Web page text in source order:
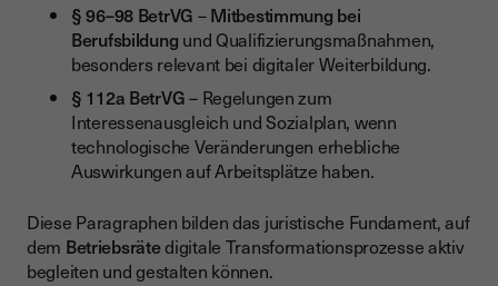
§ 96–98 BetrVG –Mitbestimmung bei
Berufsbildung und Qualifizierungsmaßnahmen,
besonders relevant bei digitaler Weiterbildung.
§ 112a BetrVG– Regelungen zum
Interessenausgleich und Sozialplan, wenn
technologische Veränderungen erhebliche
Auswirkungen auf Arbeitsplätze haben.
Diese Paragraphen bilden das juristische Fundament, auf
dem Betriebsrätedigitale Transformationsprozesse aktiv
begleiten und gestalten können.